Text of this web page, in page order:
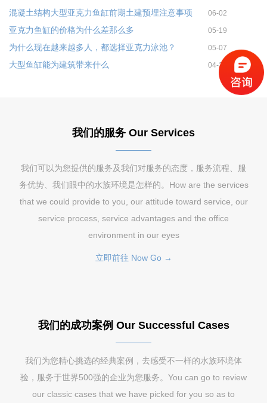
混凝土结构大型亚克力鱼缸前期土建预埋注意事项 06-02
亚克力鱼缸的价格为什么差那么多 05-19
为什么现在越来越多人，都选择亚克力泳池？ 05-07
大型鱼缸能为建筑带来什么 04-27
我们的服务 Our Services
我们可以为您提供的服务及我们对服务的态度，服务流程、服
务优势、我们眼中的水族环境是怎样的。How are the services
that we could provide to you, our attitude toward service, our
service process, service advantages and the office
environment in our eyes
立即前往 Now Go →
我们的成功案例 Our Successful Cases
我们为您精心挑选的经典案例，去感受不一样的水族环境体
验，服务于世界500强的企业为您服务。You can go to review
our classic cases that we have picked for you so as to